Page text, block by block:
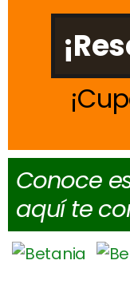
Conoce
aquí te